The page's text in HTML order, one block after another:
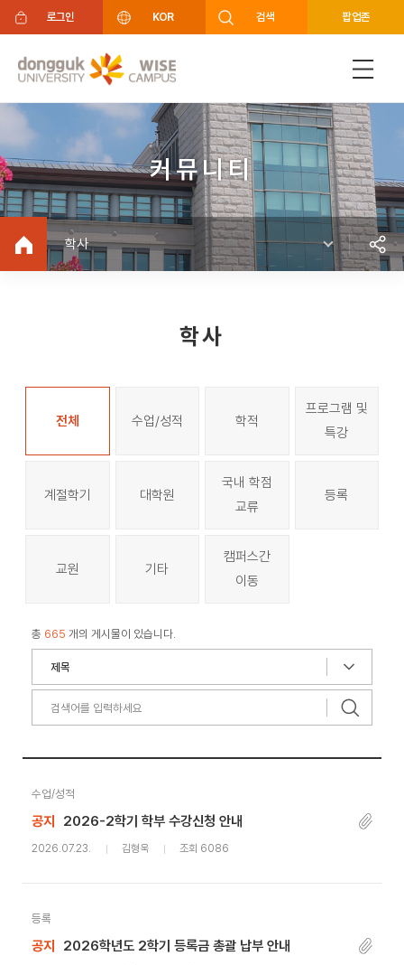
주메뉴 바로가기
푸터 바로가기
로그인 KOR 검색 팝업존
커뮤니티
학사
학사
전체 수업/성적 학적
프로그램 및
특강
계절학기 대학원
국내 학점
교류
등록
교원 기타
캠퍼스간
이동
총 665 개의 게시물이 있습니다.
수업/성적
공지 2026-2학기 학부 수강신청 안내
2026.07.23. 김형욱 조회 6086
등록
공지 2026학년도 2학기 등록금 총괄 납부 안내